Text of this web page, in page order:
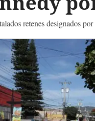
retenes designados